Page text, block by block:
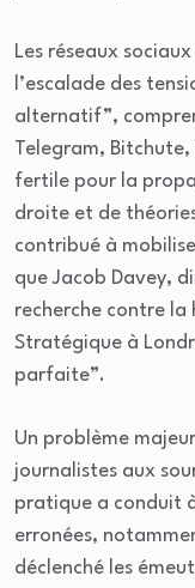
Les réseaux
l’escalade des
alternatif”,
Telegram,
fertile pour la
droite et de
contribué à
que Jacob Davey,
recherche contre la
Stratégique à
parfaite”.
Un problème
journalistes aux
pratique a conduit
erronées,
déclenché les